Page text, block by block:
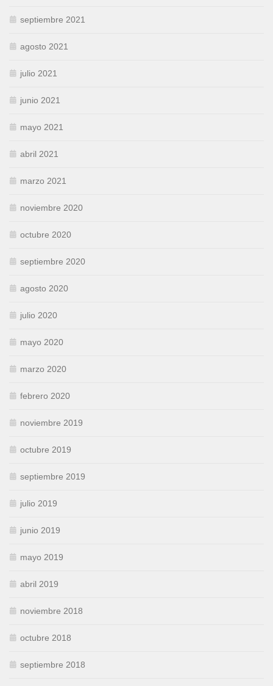
septiembre 2021
agosto 2021
julio 2021
junio 2021
mayo 2021
abril 2021
marzo 2021
noviembre 2020
octubre 2020
septiembre 2020
agosto 2020
julio 2020
mayo 2020
marzo 2020
febrero 2020
noviembre 2019
octubre 2019
septiembre 2019
julio 2019
junio 2019
mayo 2019
abril 2019
noviembre 2018
octubre 2018
septiembre 2018